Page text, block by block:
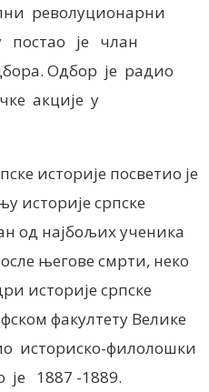
револуционарни
постао је члан
Одбор је радио
акције у
историје посветио је
историје српске
од најбољих ученика
његове смрти, неко
историје српске
факултету Велике
историско-филолошки
је 1887 -1889.